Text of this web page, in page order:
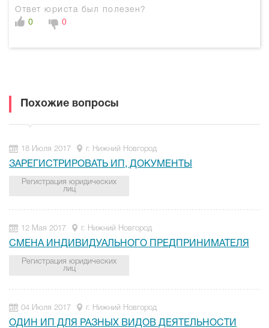
Ответ юриста был полезен?
0
0
Похожие вопросы
18 Июля 2017 г. Нижний Новгород
ЗАРЕГИСТРИРОВАТЬ ИП, ДОКУМЕНТЫ
Регистрация юридических
лиц
12 Мая 2017 г. Нижний Новгород
СМЕНА ИНДИВИДУАЛЬНОГО ПРЕДПРИНИМАТЕЛЯ
Регистрация юридических
лиц
04 Июля 2017 г. Нижний Новгород
ОДИН ИП ДЛЯ РАЗНЫХ ВИДОВ ДЕЯТЕЛЬНОСТИ